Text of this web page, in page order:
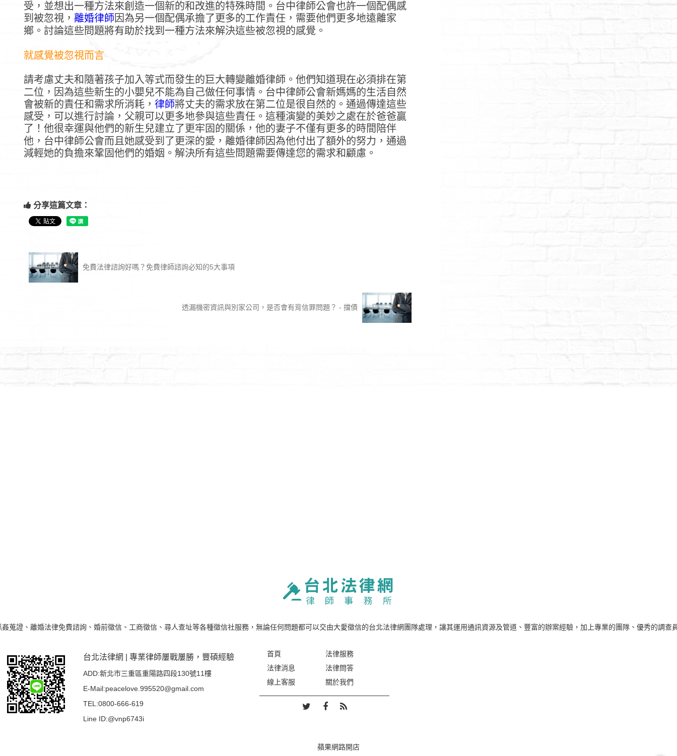
受，並想出一種方法來創造一個新的和改進的特殊時間。台中律師公會也許一個配偶感
到被忽視， 離婚律師因為另一個配偶承擔了更多的工作責任，需要他們更多地遠離家
鄉。討論這些問題將有助於找到一種方法來解決這些被忽視的感覺。
就感覺被忽視而言
請考慮丈夫和隨著孩子加入等式而發生的巨大轉變離婚律師。他們知道現在必須排在第
二位，因為這些新生的小嬰兒不能為自己做任何事情。台中律師公會新媽媽的生活自然
會被新的責任和需求所消耗， 律師將丈夫的需求放在第二位是很自然的。通過傳達這些
感受，可以進行討論，父親可以更多地參與這些責任。這種演變的美妙之處在於爸爸贏
了！他很幸運與他們的新生兒建立了更牢固的關係，他的妻子不僅有更多的時間陪伴
他，台中律師公會而且她感受到了更深的愛，離婚律師因為他付出了額外的努力，通過
減輕她的負擔來鞏固他們的婚姻。解決所有這些問題需要傳達您的需求和顧慮。
分享這篇文章：
免費法律諮詢好嗎？免費律師諮詢必知的5大事項
透漏機密資訊與別家公司，是否會有背信罪問題？ - 擋債
、離婚法律免費諮詢、婚前徵信、工商徵信、尋人查址等各種徵信社服務，無論任何問題都可以交由大愛徵信的台北法律網團隊處理，讓其運用通訊資源及管道、豐富的辦案經驗，加上專業的團隊、優秀的調查員
台北法律網 | 專業律師屢戰屢勝，豐碩經驗
ADD:新北市三重區重陽路四段130號11樓
E-Mail:peacelove.995520@gmail.com
TEL:0800-666-619
Line ID:@vnp6743i
首頁
法律服務
法律消息
法律問答
線上客服
關於我們
蘋果網路開店